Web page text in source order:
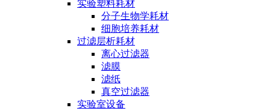
实验塑料耗材
分子生物学耗材
细胞培养耗材
过滤层析耗材
离心过滤器
滤膜
滤纸
真空过滤器
实验室设备